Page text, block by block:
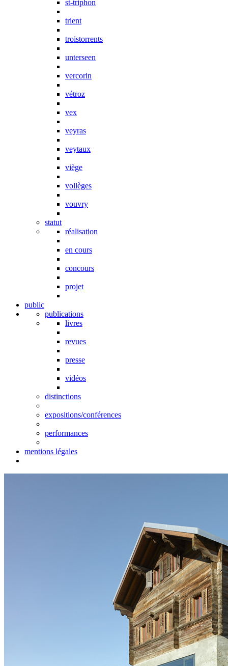
st-triphon
trient
troistorrents
unterseen
vercorin
vétroz
vex
veyras
veytaux
viège
vollèges
vouvry
statut
réalisation
en cours
concours
projet
public
publications
livres
revues
presse
vidéos
distinctions
expositions/conférences
performances
mentions légales